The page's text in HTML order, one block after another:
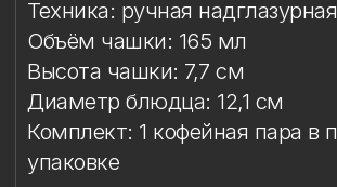
Особый уход
Каждая кофейная пара расписывается
вручную и требует деликатного
обращения. Рекомендуется только
ручная мойка в тёплой воде с мягким
средством без абразивов.
Избегайте контакта с
машиной, микроволновой печью,
жёсткими губками и агрессивной